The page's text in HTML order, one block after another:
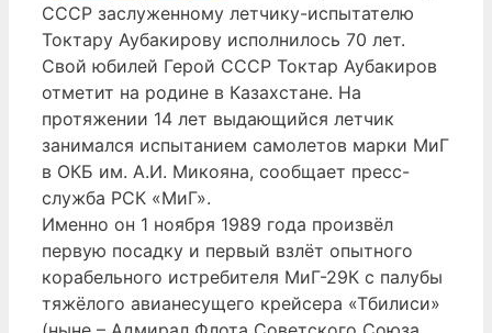
СССР заслуженному летчику-испытателю
Токтару Аубакирову исполнилось 70 лет.
Свой юбилей Герой СССР Токтар Аубакиров
отметит на родине в Казахстане. На
протяжении 14 лет выдающийся летчик
занимался испытанием самолетов марки МиГ
в ОКБ им. А.И. Микояна, сообщает пресс-
служба РСК «МиГ».
Именно он 1 ноября 1989 года произвёл
первую посадку и первый взлёт опытного
корабельного истребителя МиГ-29К с палубы
тяжёлого авианесущего крейсера «Тбилиси»